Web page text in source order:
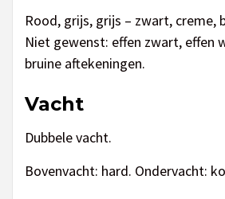
Rood, grijs, grijs – zwart, creme,
Niet gewenst: effen zwart, effen
bruine aftekeningen.
Vacht
Dubbele vacht.
Bovenvacht: hard. Ondervacht: